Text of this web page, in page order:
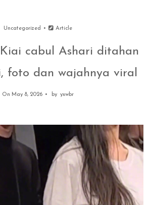
Uncategorized Article
cabul Ashari ditahan
foto dan wajahnya viral
On May 8, 2026 by yxwbr